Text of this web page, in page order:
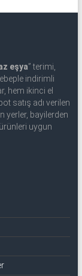
eşya” terimi,
indirimli
hem ikinci el
satış adı verilen
yerler, bayilerden
uygun